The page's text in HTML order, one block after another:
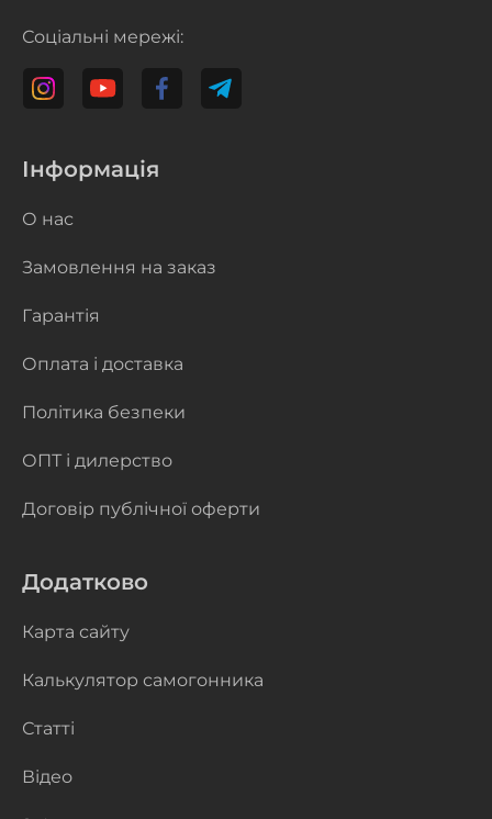
Соціальні мережі:
Інформація
О нас
Замовлення на заказ
Гарантія
Оплата і доставка
Політика безпеки
ОПТ і дилерство
Договір публічної оферти
Додатково
Карта сайту
Калькулятор самогонника
Статті
Відео